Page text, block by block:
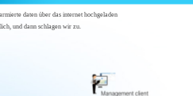
daten über das internet hochgeladen
und dann schlagen wir zu.